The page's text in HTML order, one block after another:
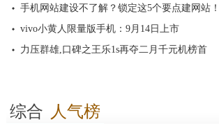
手机网站建设不了解？锁定这5个要点建网站！
vivo小黄人限量版手机：9月14日上市
力压群雄,口碑之王乐1s再夺二月千元机榜首
综合 人气榜